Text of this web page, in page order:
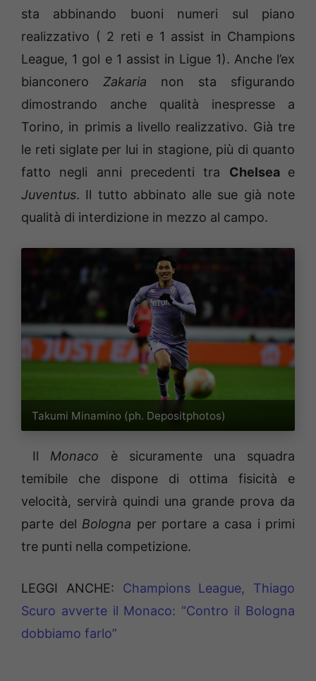
sta abbinando buoni numeri sul piano
realizzativo ( 2 reti e 1 assist in Champions
League, 1 gol e 1 assist in Ligue 1). Anche l’ex
bianconero Zakaria non sta sfigurando
dimostrando anche qualità inespresse a
Torino, in primis a livello realizzativo. Già tre
le reti siglate per lui in stagione, più di quanto
fatto negli anni precedenti tra Chelsea e
Juventus. Il tutto abbinato alle sue già note
qualità di interdizione in mezzo al campo.
Takumi Minamino (ph. Depositphotos)
Il Monaco è sicuramente una squadra
temibile che dispone di ottima fisicità e
velocità, servirà quindi una grande prova da
parte del Bologna per portare a casa i primi
tre punti nella competizione.
LEGGI ANCHE: Champions League, Thiago
Scuro avverte il Monaco: “Contro il Bologna
dobbiamo farlo”